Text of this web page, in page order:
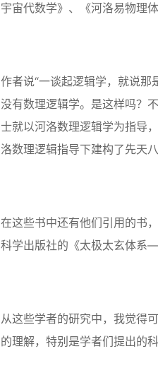
宇宙代数学》、《河洛易物理
作者说“一谈起逻辑学，就说那
没有数理逻辑学。是这样吗？
士就以河洛数理逻辑学为指导
洛数理逻辑指导下建构了先天
在这些书中还有他们引用的书
科学出版社的《太极太玄体系
从这些学者的研究中，我觉得
的理解，特别是学者们提出的